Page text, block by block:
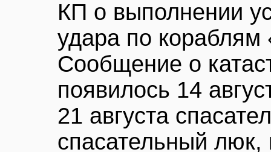
КП о выполнении
удара по кораблям
Сообщение о
появилось 14
21 августа
спасательный люк,